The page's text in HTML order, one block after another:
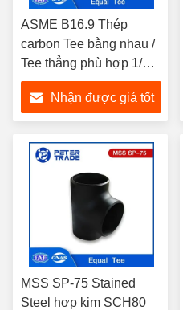
ASME B16.9 Thép
carbon Tee bằng nhau /
Tee thẳng phù hợp 1/2
inch đến 48 inch SCH40
A234 WPB
Nhận được giá tốt
MSS SP-75 Stained
Steel hợp kim SCH80